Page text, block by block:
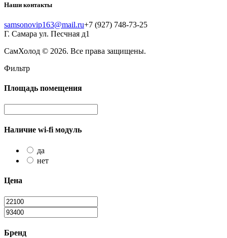
Наши контакты
samsonovip163@mail.ru+7 (927) 748-73-25
Г. Самара ул. Песчная д1
СамХолод © 2026. Все права защищены.
Фильтр
Площадь помещения
Наличие wi-fi модуль
да
нет
Цена
Бренд